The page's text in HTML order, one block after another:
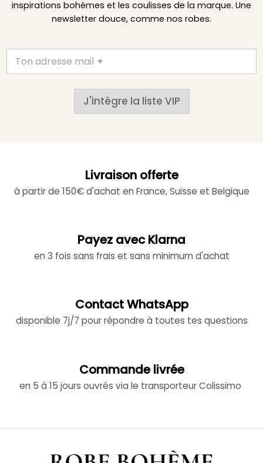
inspirations bohèmes et les coulisses de la marque. Une
newsletter douce, comme nos robes.
J'intègre la liste VIP
Livraison offerte
à partir de 150€ d'achat en France, Suisse et Belgique
Payez avec Klarna
en 3 fois sans frais et sans minimum d'achat
Contact WhatsApp
disponible 7j/7 pour répondre à toutes tes questions
Commande livrée
en 5 à 15 jours ouvrés via le transporteur Colissimo